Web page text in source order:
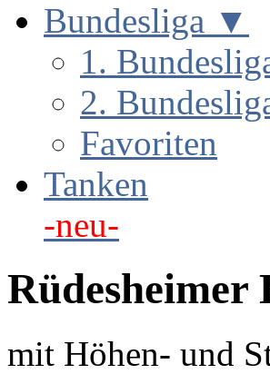
Bundesliga ▼
1.
2.
Favoriten
Tanken
-neu-
Rüdesheimer
mit Höhen- und